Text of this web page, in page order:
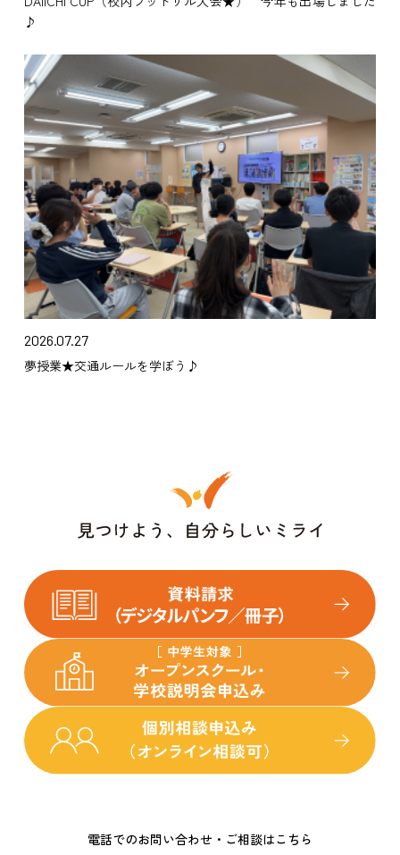
♪
2026.07.27
夢授業★交通ルールを学ぼう♪
電話でのお問い合わせ・ご相談はこちら